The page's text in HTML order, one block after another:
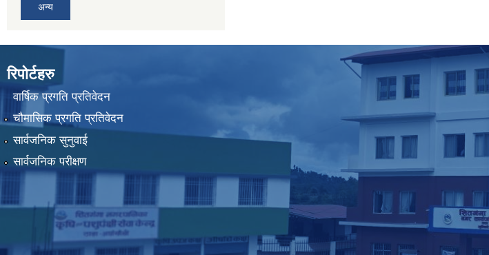
अन्य
रिपोर्टहरु
वार्षिक प्रगति प्रतिवेदन
चौमासिक प्रगति प्रतिवेदन
सार्वजनिक सुनुवाई
सार्वजनिक परीक्षण